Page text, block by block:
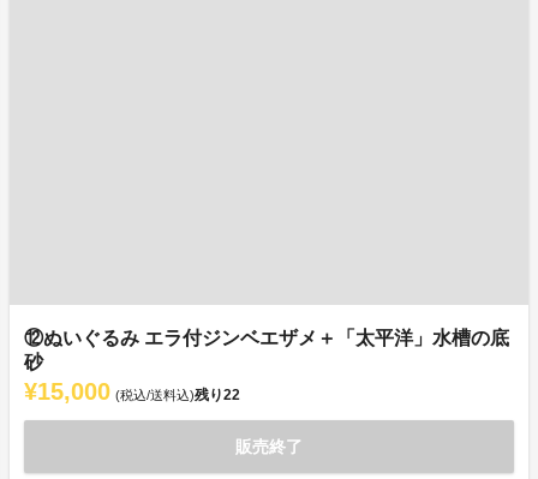
⑫ぬいぐるみ エラ付ジンベエザメ＋「太平洋」水槽の底
砂
¥15,000 (税込/送料込)残り22
販売終了